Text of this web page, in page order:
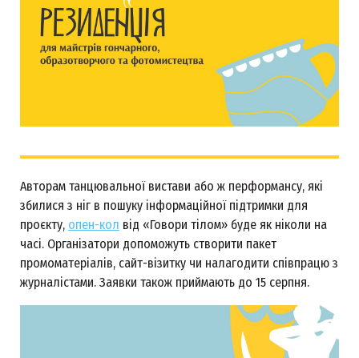
Авторам танцювальної вистави або ж перформансу, які
збилися з ніг в пошуку інформаційної підтримки для
проєкту, опен-кол від «Говори тілом» буде як ніколи на
часі. Організатори допоможуть створити пакет
промоматеріалів, сайт-візитку чи налагодити співпрацю з
журналістами. Заявки також приймають до 15 серпня.